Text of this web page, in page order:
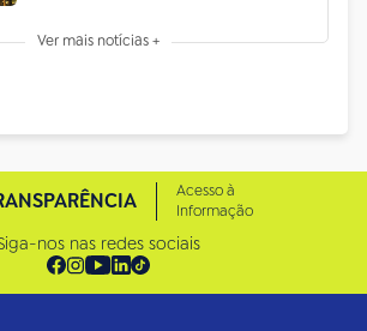
Ver mais notícias +
Acesso à
Informação
nos nas redes sociais